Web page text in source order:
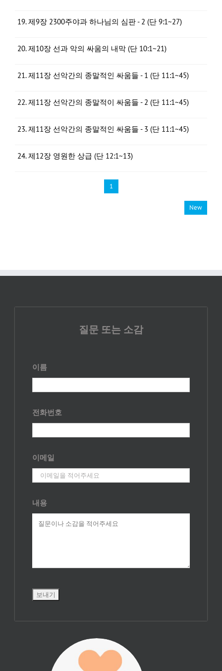
19. 제9장 2300주야과 하나님의 심판 - 2 (단 9:1~27)
20. 제10장 선과 악의 싸움의 내막 (단 10:1~21)
21. 제11장 선악간의 종말적인 싸움들 - 1 (단 11:1~45)
22. 제11장 선악간의 종말적이 싸움들 - 2 (단 11:1~45)
23. 제11장 선악간의 종말적인 싸움들 - 3 (단 11:1~45)
24. 제12장 영원한 상급 (단 12:1~13)
1
New
질문 또는 소감
이름
전화번호
이메일
내용